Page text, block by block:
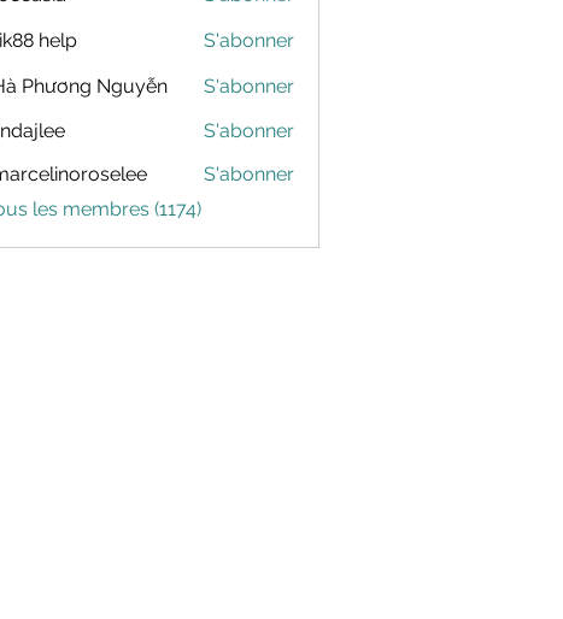
help
S'abonner
Phương Nguyễn
S'abonner
S'abonner
S'abonner
les membres (1174)